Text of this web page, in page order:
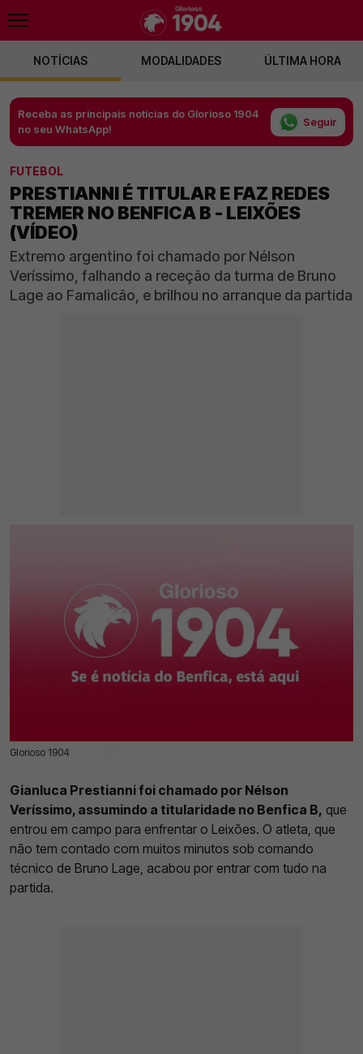
NOTÍCIAS MODALIDADES ÚLTIMA HORA
Receba as principais notícias do Glorioso 1904
no seu WhatsApp!
Seguir
FUTEBOL
PRESTIANNI É TITULAR E FAZ REDES
TREMER NO BENFICA B - LEIXÕES
(VÍDEO)
Extremo argentino foi chamado por Nélson
Veríssimo, falhando a receção da turma de Bruno
Lage ao Famalicão, e brilhou no arranque da partida
Glorioso 1904
17 Jan 2025 | 17:23 |
Gianluca Prestianni foi chamado por Nélson
Veríssimo, assumindo a titularidade no Benfica B, que
entrou em campo para enfrentar o Leixões. O atleta, que
não tem contado com muitos minutos sob comando
técnico de Bruno Lage, acabou por entrar com tudo na
partida.